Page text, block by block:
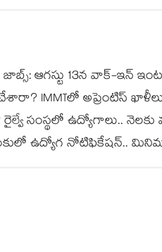
జాబ్స్: ఆగస్టు 13న వాక్-ఇన్
IMMTలో అప్రెంటిస్
సంస్థలో ఉద్యోగాలు.. నెలకు
ఉద్యోగ నోటిఫికేషన్..